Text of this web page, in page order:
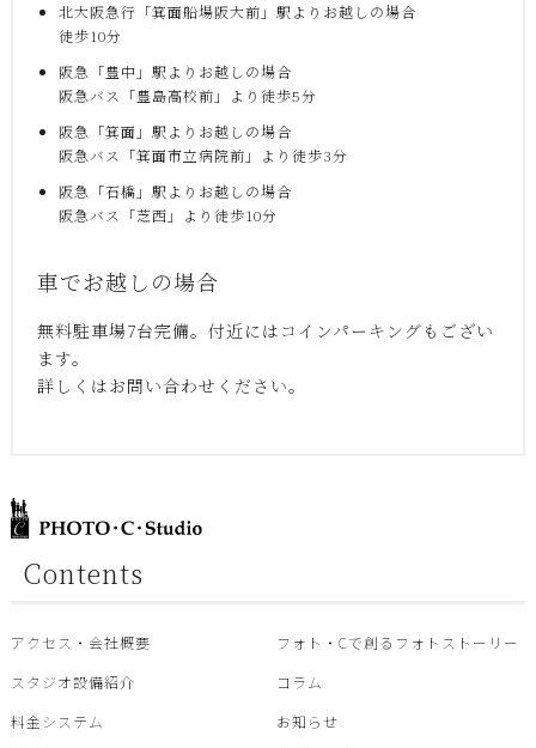
北大阪急行「箕面船場阪大前」駅よりお越しの場合
徒歩10分
阪急「豊中」駅よりお越しの場合
阪急バス「豊島高校前」より徒歩5分
阪急「箕面」駅よりお越しの場合
阪急バス「箕面市立病院前」より徒歩3分
阪急「石橋」駅よりお越しの場合
阪急バス「芝西」より徒歩10分
車でお越しの場合
無料駐車場7台完備。付近にはコインパーキングもござい
ます。
詳しくはお問い合わせください。
Contents
アクセス・会社概要
スタジオ設備紹介
料金システム
フォト・Cで創るフォトストーリー
コラム
お知らせ